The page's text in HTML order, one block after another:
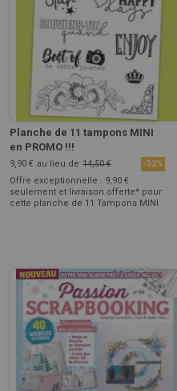
Planche de 11 tampons MINI
en PROMO !!!
9,90 € au lieu de 14,50 € -32%
Offre exceptionnelle : 9,90 €
seulement et livraison offerte* pour
cette planche de 11 Tampons MINI